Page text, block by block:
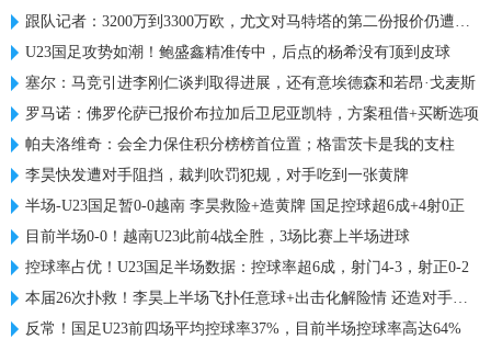
跟队记者：3200万到3300万欧，尤文对马特塔的第二份报价仍遭拒绝
U23国足攻势如潮！鲍盛鑫精准传中，后点的杨希没有顶到皮球
塞尔：马竞引进李刚仁谈判取得进展，还有意埃德森和若昂·戈麦斯
罗马诺：佛罗伦萨已报价布拉加后卫尼亚凯特，方案租借+买断选项
帕夫洛维奇：会全力保住积分榜榜首位置；格雷茨卡是我的支柱
李昊快发遭对手阻挡，裁判吹罚犯规，对手吃到一张黄牌
半场-U23国足暂0-0越南 李昊救险+造黄牌 国足控球超6成+4射0正
目前半场0-0！越南U23此前4战全胜，3场比赛上半场进球
控球率占优！U23国足半场数据：控球率超6成，射门4-3，射正0-2
本届26次扑救！李昊上半场飞扑任意球+出击化解险情 还造对手一黄
反常！国足U23前四场平均控球率37%，目前半场控球率高达64%